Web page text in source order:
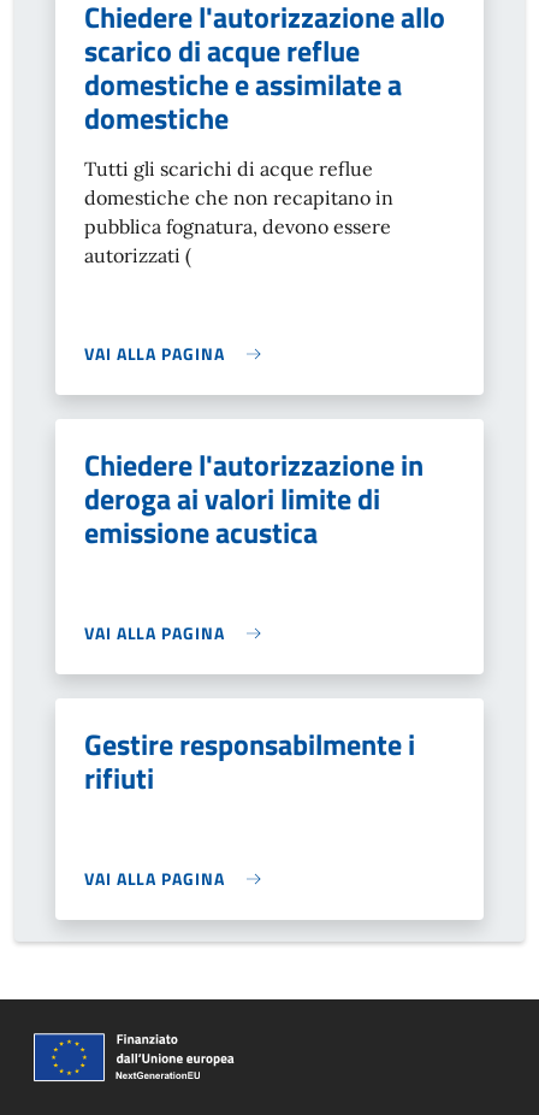
Chiedere l'autorizzazione allo
scarico di acque reflue
domestiche e assimilate a
domestiche
Tutti gli scarichi di acque reflue
domestiche che non recapitano in
pubblica fognatura, devono essere
autorizzati (
VAI ALLA PAGINA
Chiedere l'autorizzazione in
deroga ai valori limite di
emissione acustica
VAI ALLA PAGINA
Gestire responsabilmente i
rifiuti
VAI ALLA PAGINA